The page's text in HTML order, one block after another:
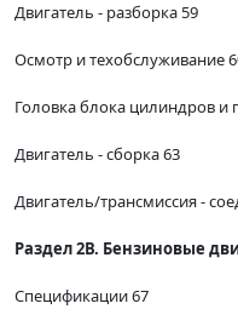
Двигатель - разборка 59
Осмотр и техобслуживание
Головка блока цилиндров и
Двигатель - сборка 63
Двигатель/трансмиссия -
Раздел 2В. Бензиновые
Спецификации 67